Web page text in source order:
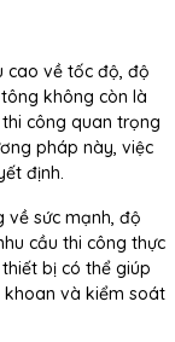
cao về tốc độ, độ
không còn là
công quan trọng
pháp này, việc
định.
về sức mạnh, độ
cầu thi công thực
bị có thể giúp
và kiểm soát